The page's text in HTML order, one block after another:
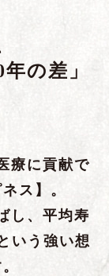
の差」
療に貢献で
ス】。
し、平均寿
いう強い想